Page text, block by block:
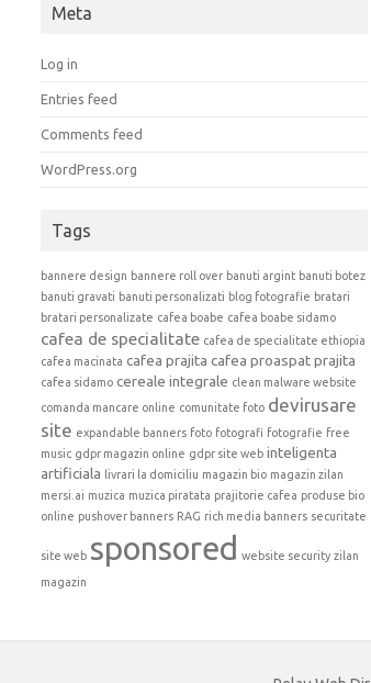
Meta
Log in
Entries feed
Comments feed
WordPress.org
Tags
bannere design bannere roll over banuti argint banuti botez
banuti gravati banuti personalizati blog fotografie bratari
bratari personalizate cafea boabe cafea boabe sidamo
cafea de specialitate cafea de specialitate ethiopia
cafea macinata cafea prajita cafea proaspat prajita
cafea sidamo cereale integrale clean malware website
comanda mancare online comunitate foto devirusare
site expandable banners foto fotografi fotografie free
music gdpr magazin online gdpr site web inteligenta
artificiala livrari la domiciliu magazin bio magazin zilan
mersi.ai muzica muzica piratata prajitorie cafea produse bio
online pushover banners RAG rich media banners securitate
site web sponsored website security zilan
magazin